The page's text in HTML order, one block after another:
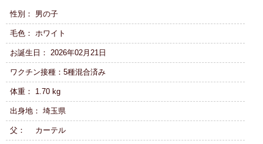
性別： 男の子
毛色： ホワイト
お誕生日： 2026年02月21日
ワクチン接種：5種混合済み
体重： 1.70 kg
出身地： 埼玉県
父： カーテル